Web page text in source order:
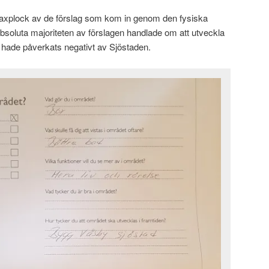
av de förslag som kom in genom den fysiska
majoriteten av förslagen handlade om att utveckla
påverkats negativt av Sjöstaden.